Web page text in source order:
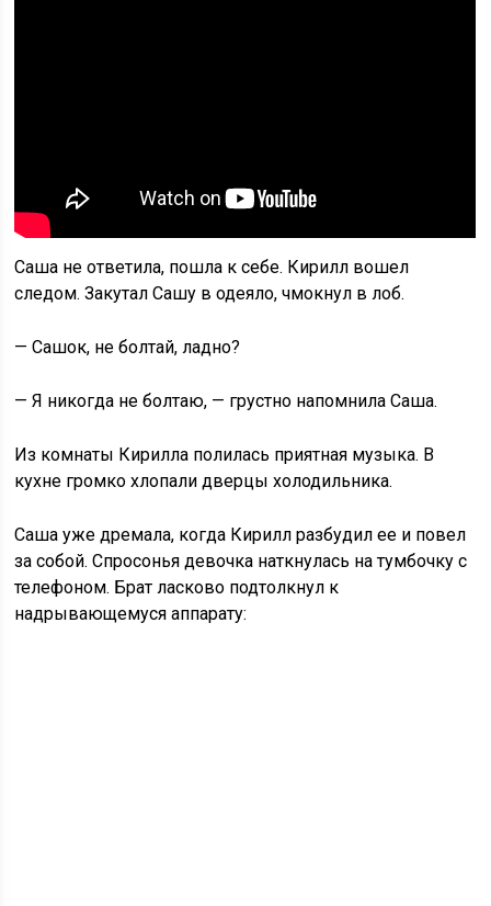
Саша не ответила, пошла к себе. Кирилл вошел
следом. Закутал Сашу в одеяло, чмокнул в лоб.
— Сашок, не болтай, ладно?
— Я никогда не болтаю, — грустно напомнила Саша.
Из комнаты Кирилла полилась приятная музыка. В
кухне громко хлопали дверцы холодильника.
Саша уже дремала, когда Кирилл разбудил ее и повел
за собой. Спросонья девочка наткнулась на тумбочку с
телефоном. Брат ласково подтолкнул к
надрывающемуся аппарату: